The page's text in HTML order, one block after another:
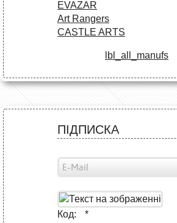
EVAZAR
Art Rangers
CASTLE ARTS
lbl_all_manufs
ПІДПИСКА
Код: *